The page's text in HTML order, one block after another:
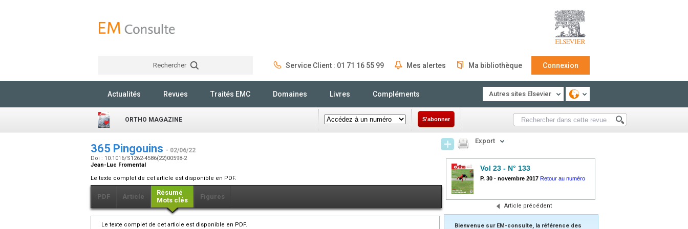
Rechercher Service Client : 01 71 16 55 99 Mes alertes Ma bibliothèque Connexion
Actualités Revues Traités EMC Domaines Livres Compléments Autres sites Elsevier
ORTHO MAGAZINE S'abonner
365 Pingouins - 02/06/22
Doi : 10.1016/S1262-4586(22)00598-2
Jean-Luc Fromental
Le texte complet de cet article est disponible en PDF.
PDF Article
Résumé
Mots clés
Figures
Le texte complet de cet article est disponible en PDF.
Export
Vol 23 - N° 133
P. 30 - novembre 2017 Retour au numéro
Article précédent
Bienvenue sur EM-consulte, la référence des